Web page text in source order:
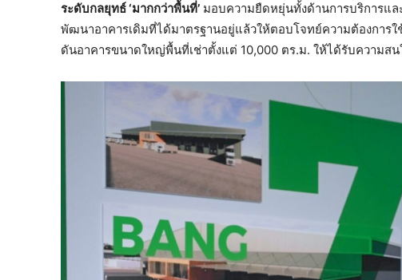
ระดับกลยุทธ์ ‘มากกว่าพื้นที่’ มอบความยืดหยุ่นทั้งด้านการบริการแ
พัฒนาอาคารเดิมที่ได้มาตรฐานอยู่แล้วให้ตอบโจทย์ความต้องการ
ดันอาคารขนาดใหญ่พื้นที่เช่าตั้งแต่ 10,000 ตร.ม. ให้ได้รับความส